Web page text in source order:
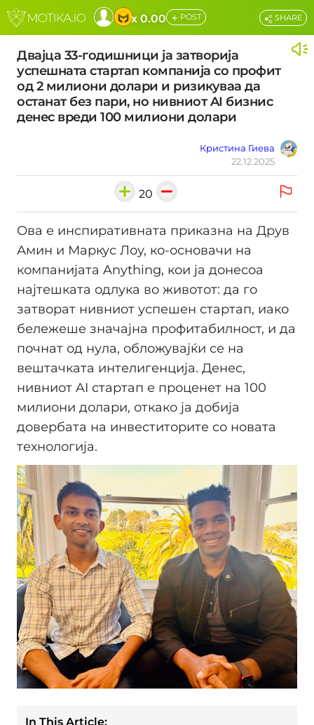
x 0.00 + POST
Двајца 33-годишници ја затворија
успешната стартап компанија со профит
од 2 милиони долари и ризикуваа да
останат без пари, но нивниот AI бизнис
денес вреди 100 милиони долари
Кристина Гиева
22.12.2025
SHARE
20
Ова е инспиративната приказна на Друв
Амин и Маркус Лоу, ко-основачи на
компанијата Anything, кои ја донесоа
најтешката одлука во животот: да го
затворат нивниот успешен стартап, иако
бележеше значајна профитабилност, и да
почнат од нула, обложувајќи се на
вештачката интелигенција. Денес,
нивниот AI стартап е проценет на 100
милиони долари, откако ја добија
довербата на инвеститорите со новата
технологија.
In This Article: